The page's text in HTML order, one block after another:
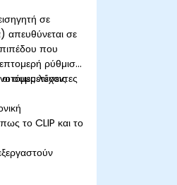
σε
απευθύνεται σε
που
ρύθμιση
λύσεις
συμμετέχοντες
το CLIP και το